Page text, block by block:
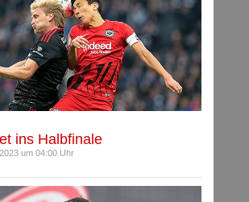
ins Halbfinale
um 04:00 Uhr